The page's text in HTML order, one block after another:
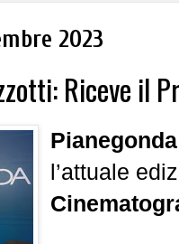
2023
Riceve il
Pianegonda
l’attuale